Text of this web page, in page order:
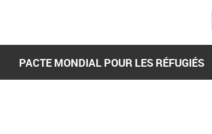
PACTE MONDIAL POUR LES RÉFUGIÉS